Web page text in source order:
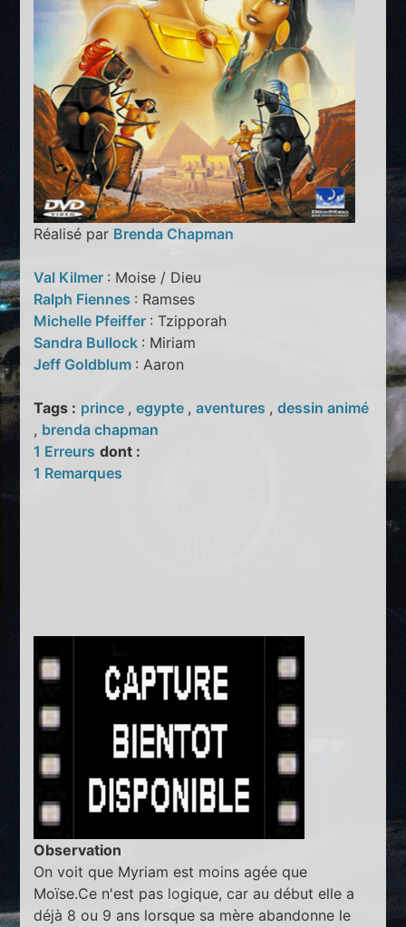
Réalisé par Brenda Chapman
Val Kilmer : Moise / Dieu
Ralph Fiennes : Ramses
Michelle Pfeiffer : Tzipporah
Sandra Bullock : Miriam
Jeff Goldblum : Aaron
Tags : prince ,egypte ,aventures ,dessin animé
, brenda chapman
1 Erreurs dont :
1 Remarques
Observation
On voit que Myriam est moins agée que
Moïse.Ce n'est pas logique, car au début elle a
déjà 8 ou 9 ans lorsque sa mère abandonne le